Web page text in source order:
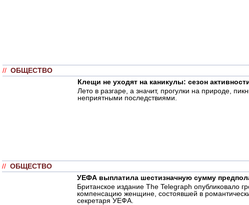
// ОБЩЕСТВО
Клещи не уходят на каникулы: сезон
Лето в разгаре, а значит, прогулки на природе,
неприятными последствиями.
// ОБЩЕСТВО
УЕФА выплатила шестизначную сумму
Британское издание The Telegraph опубликовало
компенсацию женщине, состоявшей в
секретаря УЕФА.